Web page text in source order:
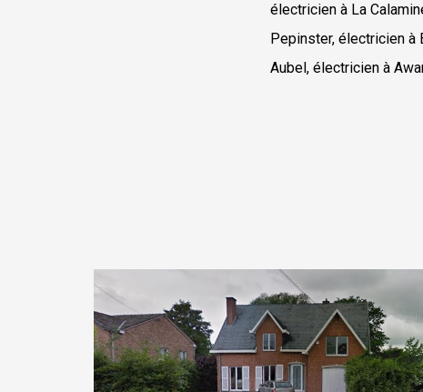
électricien à La
Pepinster, électricien à
Aubel, électricien à